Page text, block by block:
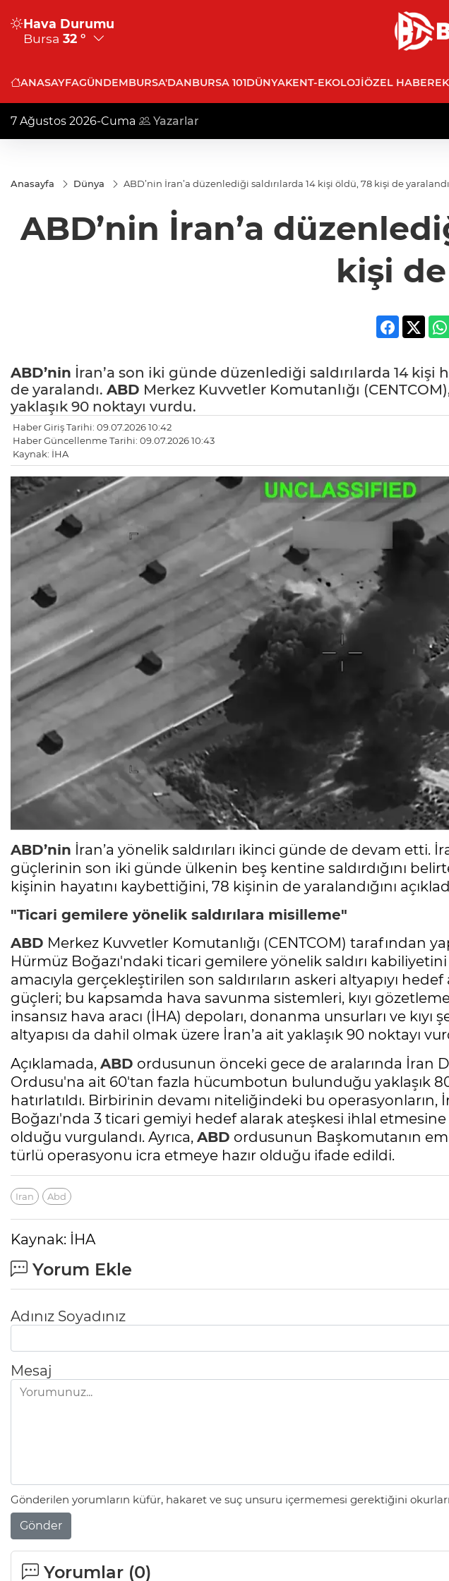
Hava Durumu
Bursa 32 °
ANASAYFAGÜNDEMBURSA'DANBURSA 101DÜNYAKENT-EKOLOJIÖZEL HABER
7 Ağustos 2026-Cuma Yazarlar
Anasayfa Dünya ABD’nin İran’a düzenlediği saldırılarda 14 kişi öldü, 78 kişi de yaralandı
ABD’nin İran’a
kişi
ABD’nin İran’a son iki günde düzenlediği saldırılarda 14 kişi
de yaralandı. ABD Merkez Kuvvetler Komutanlığı
yaklaşık 90 noktayı vurdu.
Haber Giriş Tarihi: 09.07.2026 10:42
Haber Güncellenme Tarihi: 09.07.2026 10:43
Kaynak: İHA
ABD’nin İran’a yönelik saldırıları ikinci günde de devam etti.
güçlerinin son iki günde ülkenin beş kentine saldırdığını
kişinin hayatını kaybettiğini, 78 kişinin de yaralandığını
"Ticari gemilere yönelik saldırılara misilleme"
ABD Merkez Kuvvetler Komutanlığı (CENTCOM) tarafından
Hürmüz Boğazı'ndaki ticari gemilere yönelik saldırı
amacıyla gerçekleştirilen son saldırıların askeri altyapıyı
güçleri; bu kapsamda hava savunma sistemleri, kıyı
insansız hava aracı (İHA) depoları, donanma unsurları ve
altyapısı da dahil olmak üzere İran’a ait yaklaşık 90 noktayı
Açıklamada, ABD ordusunun önceki gece de aralarında İran
Ordusu'na ait 60'tan fazla hücumbotun bulunduğu yaklaşık
hatırlatıldı. Birbirinin devamı niteliğindeki bu operasyonların,
Boğazı'nda 3 ticari gemiyi hedef alarak ateşkesi ihlal
olduğu vurgulandı. Ayrıca, ABD ordusunun Başkomutanın
türlü operasyonu icra etmeye hazır olduğu ifade edildi.
Iran Abd
Kaynak: İHA
Yorum Ekle
Adınız Soyadınız
Mesaj
Gönderilen yorumların küfür, hakaret ve suç unsuru içermemesi gerektiğini
Gönder
Yorumlar (0)